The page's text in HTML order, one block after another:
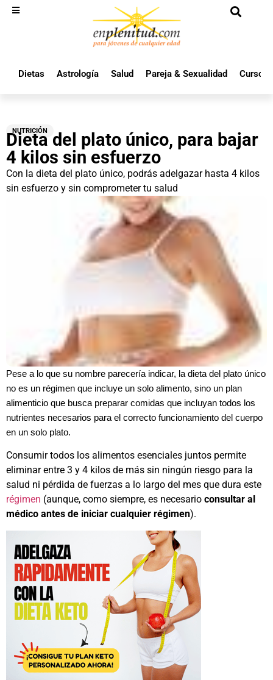
Dietas Astrología Salud Pareja & Sexualidad Cursos
NUTRICIÓN
Dieta del plato único, para bajar
4 kilos sin esfuerzo
Con la dieta del plato único, podrás adelgazar hasta 4 kilos
sin esfuerzo y sin comprometer tu salud
Pese a lo que su nombre parecería indicar, la dieta del plato único
no es un régimen que incluye un solo alimento, sino un plan
alimenticio que busca preparar comidas que incluyan todos los
nutrientes necesarios para el correcto funcionamiento del cuerpo
en un solo plato.
Consumir todos los alimentos esenciales juntos permite
eliminar entre 3 y 4 kilos de más sin ningún riesgo para la
salud ni pérdida de fuerzas a lo largo del mes que dura este
régimen (aunque, como siempre, es necesario consultar al
médico antes de iniciar cualquier régimen).